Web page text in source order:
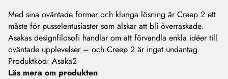
Med sina oväntade former och kluriga lösning är Creep 2 ett
måste för pusselentusiaster som älskar att bli överraskade.
Asakas designfilosofi handlar om att förvandla enkla idéer till
oväntade upplevelser – och Creep 2 är inget undantag.
Produktkod: Asaka2
Läs mera om produkten